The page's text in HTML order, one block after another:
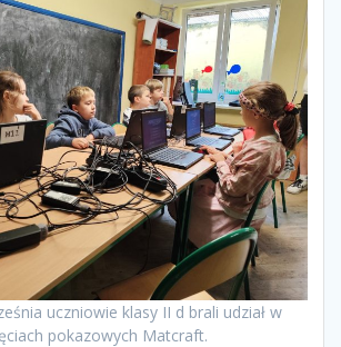
uczniowie klasy II d brali udział w
pokazowych Matcraft.